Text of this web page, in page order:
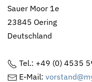
Sauer Moor 1e
23845 Oering
Deutschland
Tel.: +49 (0) 4535
E-Mail: